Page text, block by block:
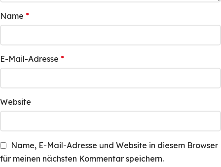
Name *
E-Mail-Adresse *
Website
Name, E-Mail-Adresse und Website in diesem Browser
für meinen nächsten Kommentar speichern.